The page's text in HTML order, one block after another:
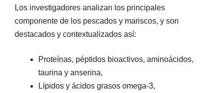
Los investigadores analizan los principales
componente de los pescados y mariscos, y son
destacados y contextualizados así:
Proteínas, péptidos bioactivos, aminoácidos,
taurina y anserina,
Lípidos y ácidos grasos omega-3,